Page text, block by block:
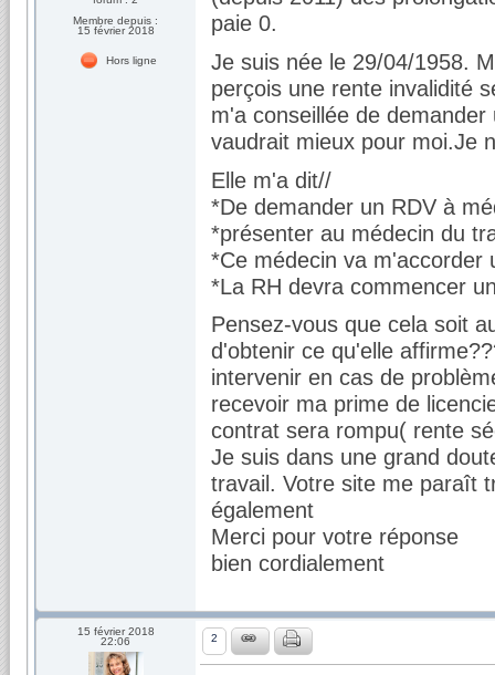
Membre depuis :
15 février 2018
Hors ligne
paie 0.
Je suis née le 29/04/1958.
perçois une rente invalidité
m'a conseillée de
vaudrait mieux pour moi.Je
Elle m'a dit//
*De demander un RDV à
*présenter au médecin du
*Ce médecin va m'accorder
*La RH devra commencer
Pensez-vous que cela soit
d'obtenir ce qu'elle
intervenir en cas de
recevoir ma prime de
contrat sera rompu( rente
Je suis dans une grand
travail. Votre site me paraît
également
Merci pour votre réponse
bien cordialement
15 février 2018
22:06
2